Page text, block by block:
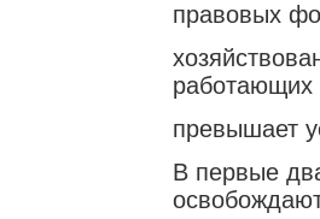
правовых
работающих
превышает
В первые